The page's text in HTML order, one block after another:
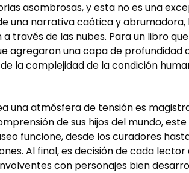
asombrosas, y esta no es una
una narrativa caótica y
través de las nubes. Para un libro
agregaron una capa de
la complejidad de la condición
una atmósfera de tensión es
de sus hijos del mundo,
funcione, desde los curadores
Al final, es decisión de cada
con personajes bien